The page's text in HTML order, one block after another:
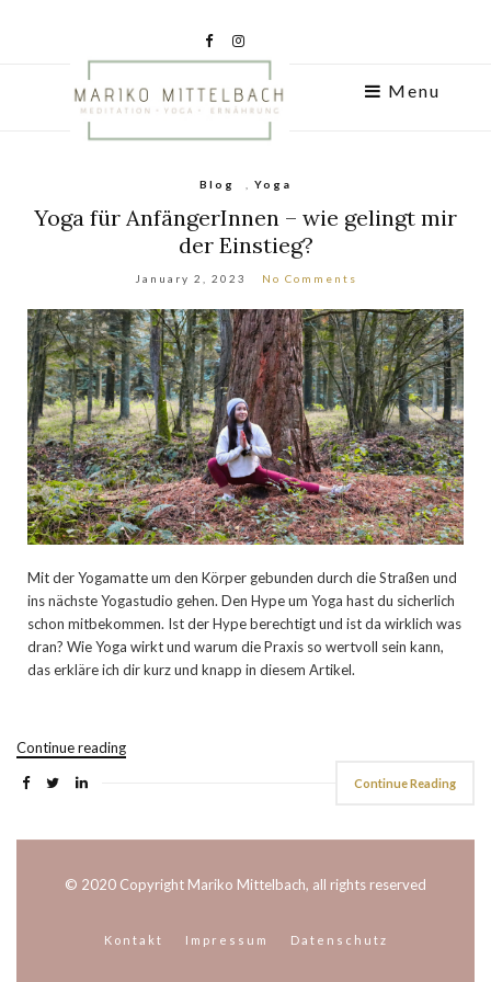
Menu
Blog Yoga
Yoga für AnfängerInnen – wie gelingt mir
der Einstieg?
January 2, 2023 No Comments
Mit der Yogamatte um den Körper gebunden durch die Straßen und
ins nächste Yogastudio gehen. Den Hype um Yoga hast du sicherlich
schon mitbekommen. Ist der Hype berechtigt und ist da wirklich was
dran? Wie Yoga wirkt und warum die Praxis so wertvoll sein kann,
das erkläre ich dir kurz und knapp in diesem Artikel.
Continue reading
Continue Reading
© 2020 Copyright Mariko Mittelbach, all rights reserved
Kontakt Impressum Datenschutz